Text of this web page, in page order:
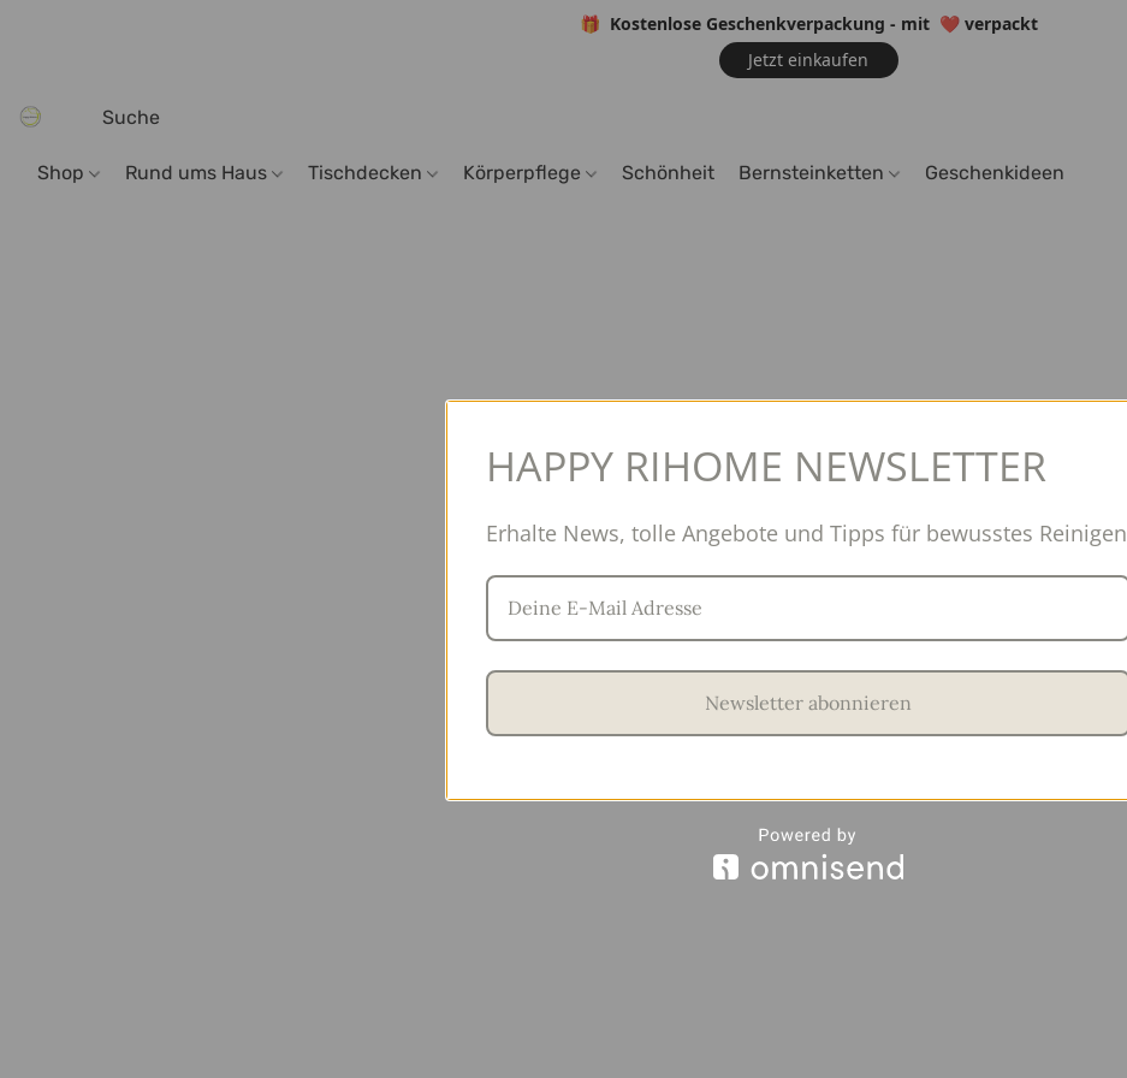
🎁 Kostenlose Geschenkverpackung - mit ❤️verpackt
Jetzt einkaufen
Shop Rund ums Haus Tischdecken Körperpflege Schönheit Bernsteinketten Geschenkideen
HAPPY RIHOME NEWSLETTER
Erhalte News, tolle Angebote und Tipps für bewusstes Reinigen
Newsletter abonnieren